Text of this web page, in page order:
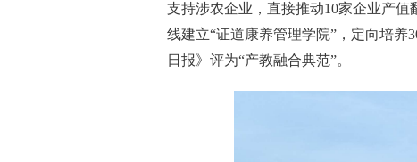
支持涉农企业，直接推动10家企业产
线建立“证道康养管理学院”，定向培
日报》评为“产教融合典范”。